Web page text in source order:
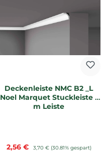
Deckenleiste NMC B2 _L
Noel Marquet Stuckleiste 1
m Leiste
Verkaufspreis:
2,56 € Regulärer Preis:
3,70 € (30.81% gespart)